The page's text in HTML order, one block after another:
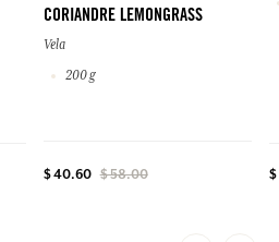
CORIANDRE LEMONGRASS
Vela
200 g
$ 40.60 $ 58.00